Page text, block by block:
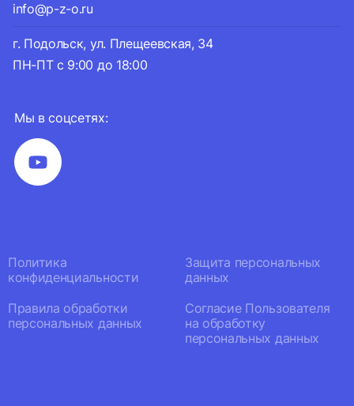
Мы в соцсетях:
info@p-z-o.ru
г. Подольск, ул. Плещеевская, 34
ПН-ПТ с 9:00 до 18:00
Политика
конфиденциальности
Защита персональных
данных
Правила обработки
персональных данных
Согласие Пользователя
на обработку
персональных данных